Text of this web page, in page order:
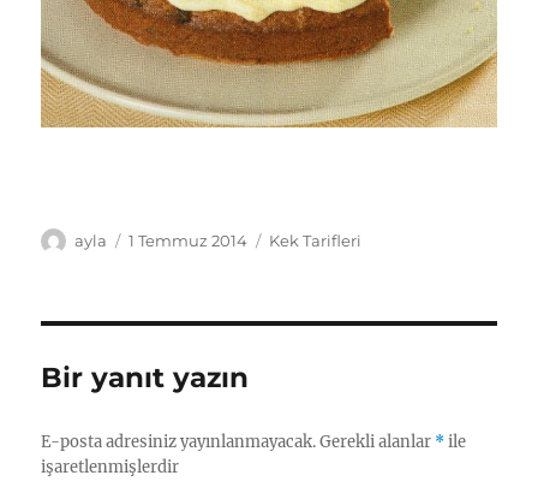
Yazar
ayla
Yayın
1 Temmuz 2014 Kategoriler
Kek Tarifleri
Bir yanıt yazın
E-posta adresiniz yayınlanmayacak. Gerekli alanlar *ile
işaretlenmişlerdir